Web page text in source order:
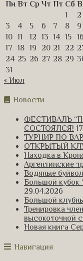
Пн Вт Ср Чт Пт Сб
1
2
3
4 5 6 7 8
9
10 11 12 13 14 15
16
17
18 19 20 21 22
24 25 26 27 28 29
31
« Июл
Новости
ФЕСТИВАЛЬ
СОСТОЯЛСЯ!
ТУРНИР ПО
ОТКРЫТЫЙ
Находка в
Аргентинские
Водяные
Большой кубок
29.04.2026
Большой
Тренировка
высокоточной
Новая книга
Навигация